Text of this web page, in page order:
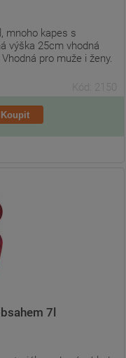
mnoho kapes s
výška 25cm vhodná
pro muže i ženy.
Kód: 2150
7l